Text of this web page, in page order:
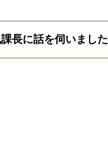
長に話を伺いました